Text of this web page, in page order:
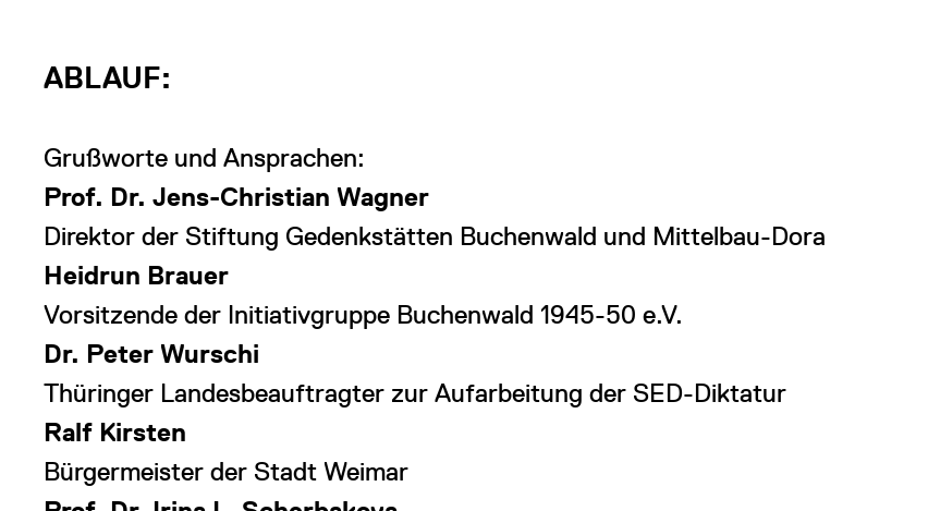
ABLAUF:
Grußworte und Ansprachen:
Prof. Dr. Jens-Christian Wagner
Direktor der Stiftung Gedenkstätten Buchenwald und Mittelbau-Dora
Heidrun Brauer
Vorsitzende der Initiativgruppe Buchenwald 1945-50 e.V.
Dr. Peter Wurschi
Thüringer Landesbeauftragter zur Aufarbeitung der SED-Diktatur
Ralf Kirsten
Bürgermeister der Stadt Weimar